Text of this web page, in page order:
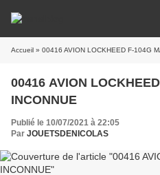
Accueil » 00416 AVION LOCKHEED F-104G
00416 AVION
INCONNUE
Publié le 10/07/2021 à 22:05
Par JOUETSDENICOLAS